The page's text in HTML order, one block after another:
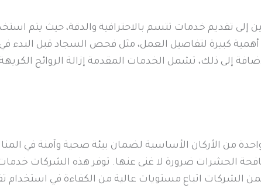
تقديم خدمات تتسم بالاحترافية والدقة، حيث يتم
كبيرة لتفاصيل العمل، مثل فحص السجاد قبل البدء
إلى ذلك، تشمل الخدمات المقدمة إزالة الروائح
من الأركان الأساسية لضمان بيئة صحية وآمنة في
الحشرات ضرورة لا غنى عنها. توفر هذه الشركات
الشركات اتباع مستويات عالية من الكفاءة في استخدام